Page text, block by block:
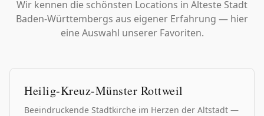
Wir kennen die schönsten Locations in Älteste Stadt
Baden-Württembergs aus eigener Erfahrung — hier
eine Auswahl unserer Favoriten.
Heilig-Kreuz-Münster Rottweil
Beeindruckende Stadtkirche im Herzen der Altstadt —